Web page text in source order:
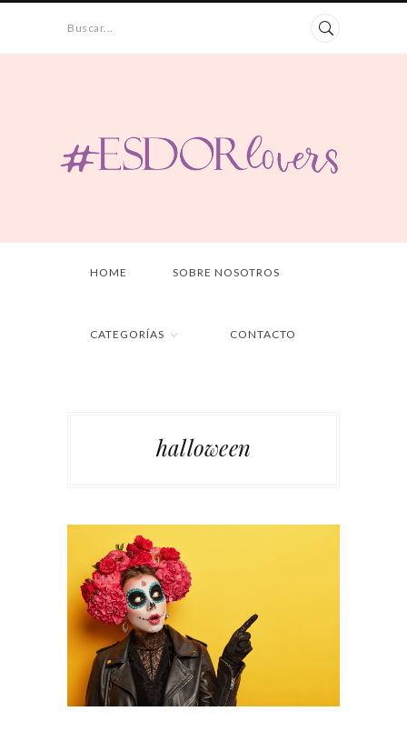
Buscar...
HOME SOBRE NOSOTROS
CATEGORÍAS CONTACTO
halloween